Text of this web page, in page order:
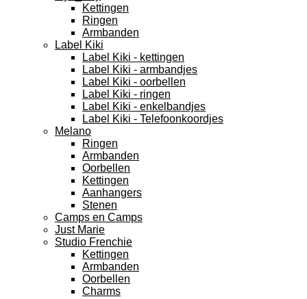
Kettingen
Ringen
Armbanden
Label Kiki
Label Kiki - kettingen
Label Kiki - armbandjes
Label Kiki - oorbellen
Label Kiki - ringen
Label Kiki - enkelbandjes
Label Kiki - Telefoonkoordjes
Melano
Ringen
Armbanden
Oorbellen
Kettingen
Aanhangers
Stenen
Camps en Camps
Just Marie
Studio Frenchie
Kettingen
Armbanden
Oorbellen
Charms